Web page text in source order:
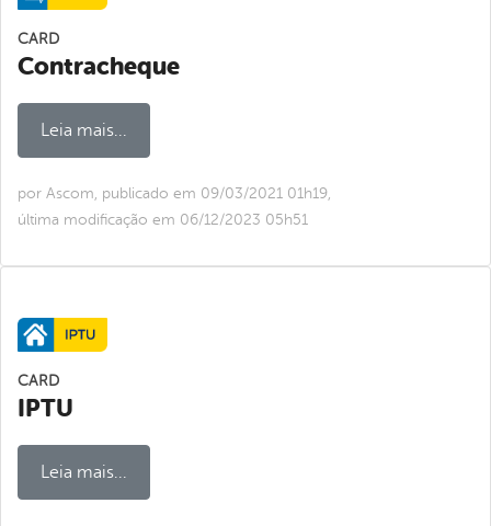
CARD
Contracheque
Leia mais...
por Ascom, publicado em 09/03/2021 01h19,
última modificação em 06/12/2023 05h51
CARD
IPTU
Leia mais...